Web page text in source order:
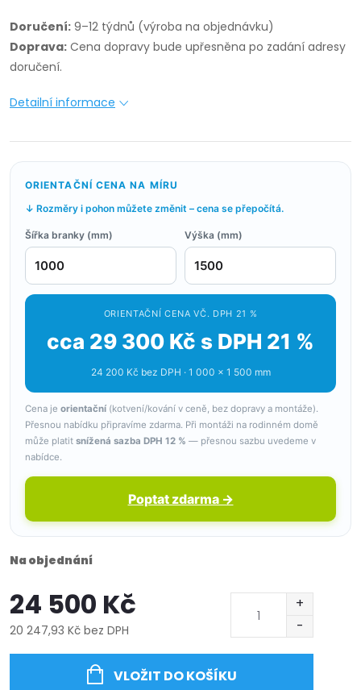
Doručení: 9–12 týdnů (výroba na objednávku)
Doprava: Cena dopravy bude upřesněna po zadání adresy
doručení.
Detailní informace
ORIENTAČNÍ CENA NA MÍRU
↓ Rozměry i pohon můžete změnit – cena se přepočítá.
Šířka branky (mm) Výška (mm)
ORIENTAČNÍ CENA VČ. DPH 21 %
cca 29 300 Kč s DPH 21 %
24 200 Kč bez DPH · 1 000 × 1 500 mm
Cena je orientační (kotvení/kování v ceně, bez dopravy a montáže).
Přesnou nabídku připravíme zdarma. Při montáži na rodinném domě
může platit snížená sazba DPH 12 % — přesnou sazbu uvedeme v
nabídce.
Poptat zdarma →
Na objednání
24 500 Kč
20 247,93 Kč bez DPH
VLOŽIT DO KOŠÍKU